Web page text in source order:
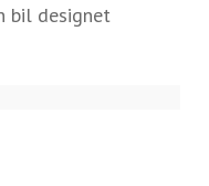
bil designet